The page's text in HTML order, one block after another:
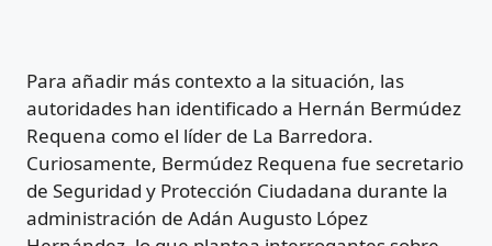
Para añadir más contexto a la situación, las
autoridades han identificado a Hernán Bermúdez
Requena como el líder de La Barredora.
Curiosamente, Bermúdez Requena fue secretario
de Seguridad y Protección Ciudadana durante la
administración de Adán Augusto López